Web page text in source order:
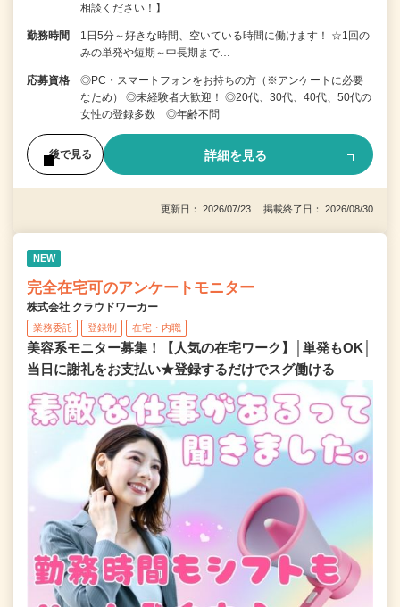
相談ください！】
勤務時間
1日5分～好きな時間、空いている時間に働けます！ ☆1回の
みの単発や短期～中長期まで…
応募資格
◎PC・スマートフォンをお持ちの方（※アンケートに必要
なため） ◎未経験者大歓迎！ ◎20代、30代、40代、50代の
女性の登録多数 ◎年齢不問
後で見る 詳細を見る
更新日： 2026/07/23 掲載終了日： 2026/08/30
NEW
完全在宅可のアンケートモニター
株式会社 クラウドワーカー
業務委託 登録制 在宅・内職
美容系モニター募集！【人気の在宅ワーク】│単発もOK│
当日に謝礼をお支払い★登録するだけでスグ働ける